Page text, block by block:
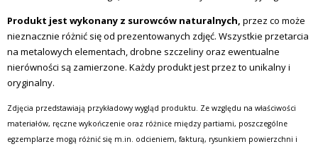
Produkt jest wykonany z surowców naturalnych, przez co może
nieznacznie różnić się od prezentowanych zdjęć. Wszystkie przetarcia
na metalowych elementach, drobne szczeliny oraz ewentualne
nierówności są zamierzone. Każdy produkt jest przez to unikalny i
oryginalny.
Zdjęcia przedstawiają przykładowy wygląd produktu. Ze względu na właściwości
materiałów, ręczne wykończenie oraz różnice między partiami, poszczególne
egzemplarze mogą różnić się m.in. odcieniem, fakturą, rysunkiem powierzchni i